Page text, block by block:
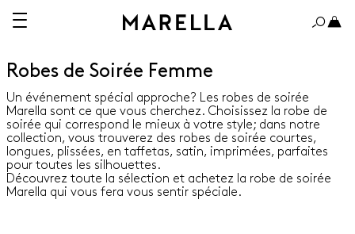
Robes de Soirée Femme
Un événement spécial approche? Les robes de soirée
Marella sont ce que vous cherchez. Choisissez la robe de
soirée qui correspond le mieux à votre style; dans notre
collection, vous trouverez des robes de soirée courtes,
longues, plissées, en taffetas, satin, imprimées, parfaites
pour toutes les silhouettes.
Découvrez toute la sélection et achetez la robe de soirée
Marella qui vous fera vous sentir spéciale.